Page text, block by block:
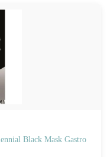
Black Mask Gastro